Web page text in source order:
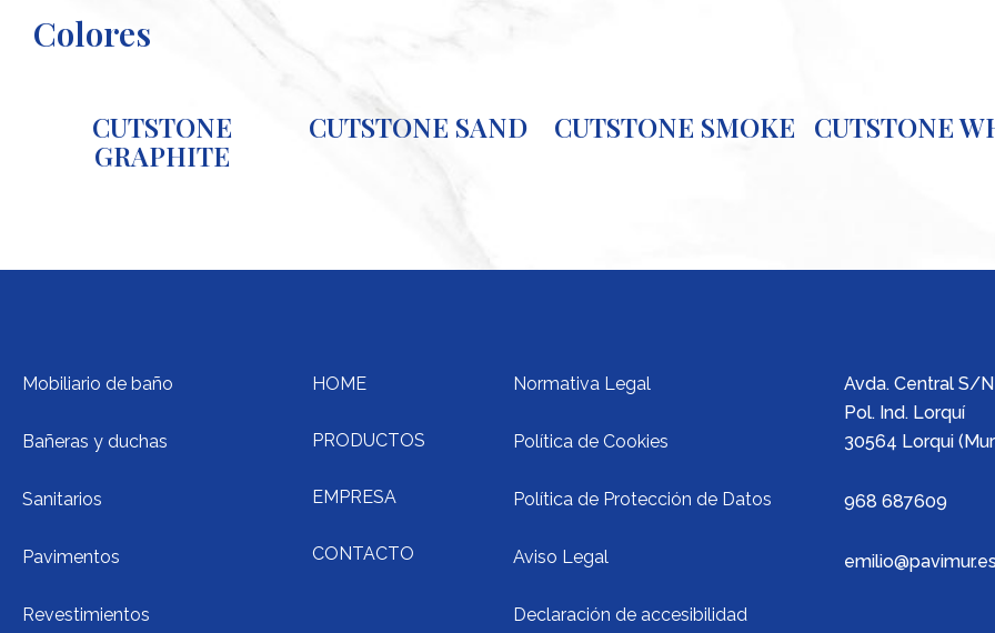
Colores
CUTSTONE
GRAPHITE
CUTSTONE SAND CUTSTONE SMOKE CUTSTONE
Mobiliario de baño
Bañeras y duchas
Sanitarios
Pavimentos
Revestimientos
HOME
PRODUCTOS
EMPRESA
CONTACTO
Normativa Legal
Política de Cookies
Política de Protección de Datos
Aviso Legal
Declaración de accesibilidad
Avda. Central S/N
Pol. Ind. Lorquí
30564 Lorqui
968 687609